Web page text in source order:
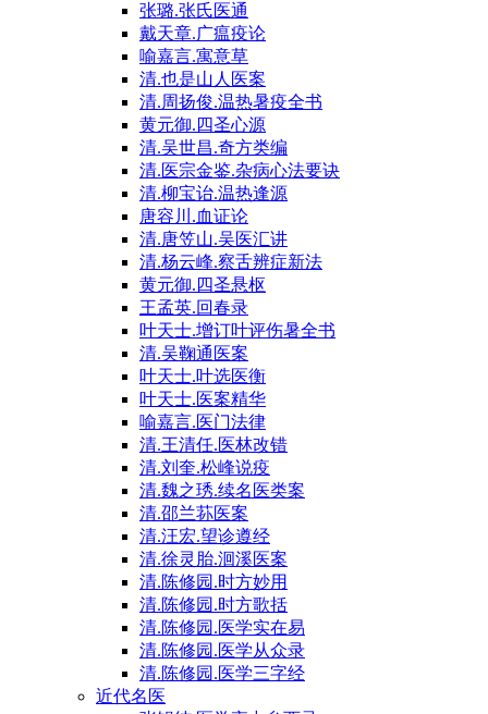
张璐.张氏医通
戴天章.广瘟疫论
喻嘉言.寓意草
清.也是山人医案
清.周扬俊.温热暑疫全书
黄元御.四圣心源
清.吴世昌.奇方类编
清.医宗金鉴.杂病心法要诀
清.柳宝诒.温热逢源
唐容川.血证论
清.唐笠山.吴医汇讲
清.杨云峰.察舌辨症新法
黄元御.四圣悬枢
王孟英.回春录
叶天士.增订叶评伤暑全书
清.吴鞠通医案
叶天士.叶选医衡
叶天士.医案精华
喻嘉言.医门法律
清.王清任.医林改错
清.刘奎.松峰说疫
清.魏之琇.续名医类案
清.邵兰荪医案
清.汪宏.望诊遵经
清.徐灵胎.洄溪医案
清.陈修园.时方妙用
清.陈修园.时方歌括
清.陈修园.医学实在易
清.陈修园.医学从众录
清.陈修园.医学三字经
近代名医